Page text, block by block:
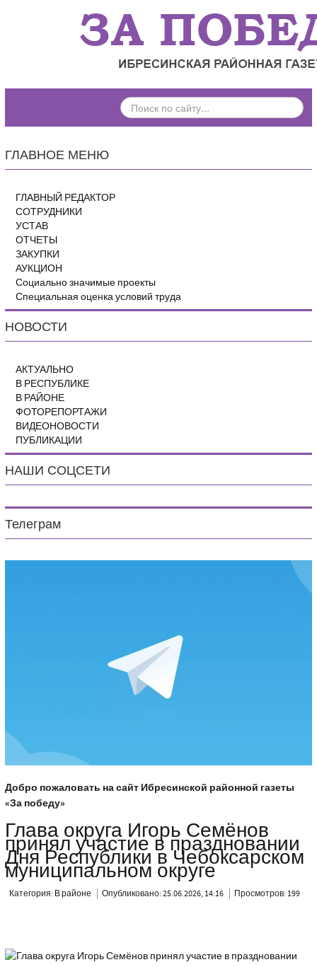
ПОИСК
ПО
ГЛАВНОЕ МЕНЮ
ГЛАВНЫЙ РЕДАКТОР
СОТРУДНИКИ
УСТАВ
ОТЧЕТЫ
ЗАКУПКИ
АУКЦИОН
Социально значимые проекты
Специальная оценка условий труда
НОВОСТИ
АКТУАЛЬНО
В РЕСПУБЛИКЕ
В РАЙОНЕ
ФОТОРЕПОРТАЖИ
ВИДЕОНОВОСТИ
ПУБЛИКАЦИИ
НАШИ СОЦСЕТИ
Телеграм
Добро пожаловать на сайт Ибресинской районной газеты
«За победу»
Глава округа Игорь Семёнов
принял участие в праздновании
Дня Республики в Чебоксарском
муниципальном округе
Категория: В районе Опубликовано: 25.06.2026, 14:16 Просмотров: 199